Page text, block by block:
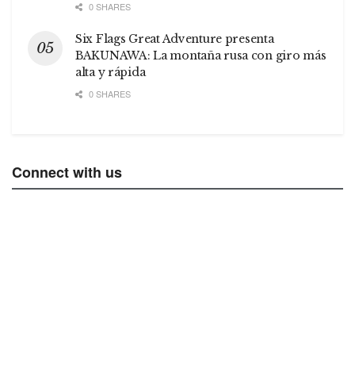
0 SHARES
Six Flags Great Adventure presenta
BAKUNAWA: La montaña rusa con giro más
alta y rápida
0 SHARES
Connect with us